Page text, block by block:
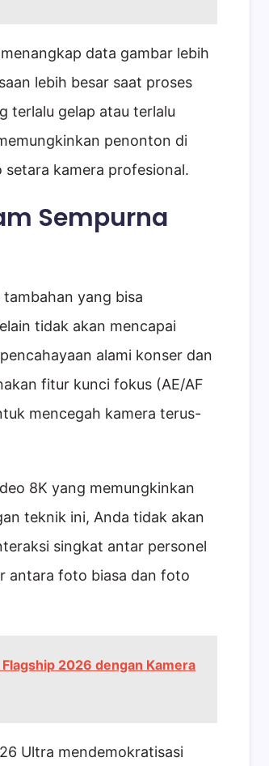
data gambar lebih
lebih besar saat proses
terlalu gelap atau terlalu
penonton di
kamera profesional.
Sempurna
yang bisa
tidak akan mencapai
alami konser dan
fitur kunci fokus (AE/AF
mencegah kamera terus-
8K yang memungkinkan
teknik ini, Anda tidak akan
singkat antar personel
antara foto biasa dan foto
2026 dengan Kamera
Ultra mendemokratisasi